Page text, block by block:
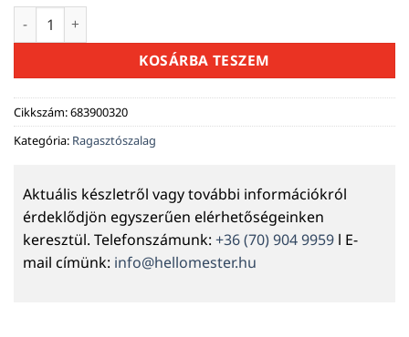
Ragasztószalag vízálló - MaxStop 10cm x 1.5m mennyiség
KOSÁRBA TESZEM
Cikkszám:683900320
Kategória: Ragasztószalag
Aktuális készletről vagy további információkról
érdeklődjön egyszerűen elérhetőségeinken
keresztül. Telefonszámunk: +36 (70) 904 9959 l E-
mail címünk: info@hellomester.hu